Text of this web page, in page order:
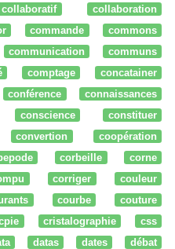
collaboratif
collaboration
commande
commons
communication
communs
comptage
concatainer
conférence
connaissances
conscience
constituer
convertion
coopération
corbeille
corne
corriger
couleur
courbe
couture
cristalographie
css
datas dates
débat